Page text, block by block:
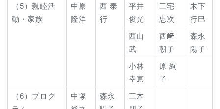
（5）親睦活
動・家族
中原
隆洋
西 泰
行
平井
俊光
三宅
忠次
木下
行巳
西山
武
西﨑
朝子
森永
陽子
小林
幸恵
原 絢
子
（6）プログ
中塚
森永
三木